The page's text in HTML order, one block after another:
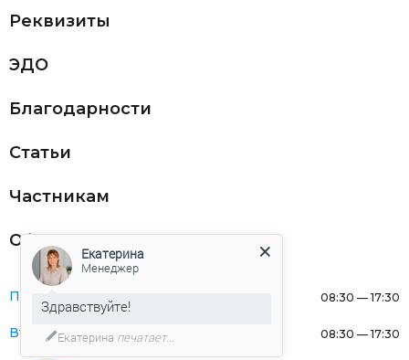
Реквизиты
ЭДО
Благодарности
Статьи
Частникам
Оферта
Понедельник: 08:30 — 17:30
Вторник: 08:30 — 17:30
Екатерина
Менеджер
Здравствуйте!
Екатерина печатает...